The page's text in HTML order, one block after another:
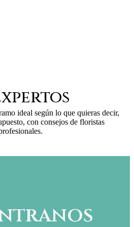
ideal según lo que quieras decir,
con consejos de floristas